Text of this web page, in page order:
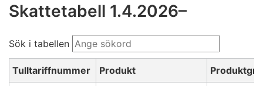
Skattetabell 1.4.2026–
Sök i tabellen
Tabell
Tulltariffnummer Produkt